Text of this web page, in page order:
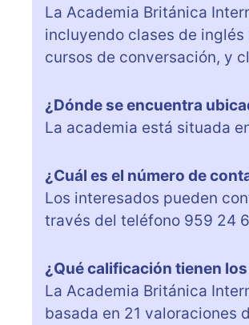
La Academia Británica
incluyendo clases de
cursos de conversación, y
¿Dónde se encuentra
La academia está situada
¿Cuál es el número de
Los interesados pueden
través del teléfono 959 24
¿Qué calificación tienen
La Academia Británica
basada en 21 valoraciones